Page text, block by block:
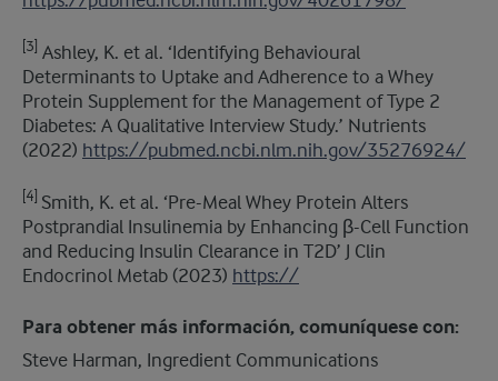
[3] Ashley, K. et al. ‘Identifying Behavioural
Determinants to Uptake and Adherence to a Whey
Protein Supplement for the Management of Type 2
Diabetes: A Qualitative Interview Study.’ Nutrients
(2022) https://pubmed.ncbi.nlm.nih.gov/35276924/
[4] Smith, K. et al. ‘Pre-Meal Whey Protein Alters
Postprandial Insulinemia by Enhancing β-Cell Function
and Reducing Insulin Clearance in T2D’ J Clin
Endocrinol Metab (2023) https://
Para obtener más información, comuníquese con:
Steve Harman, Ingredient Communications